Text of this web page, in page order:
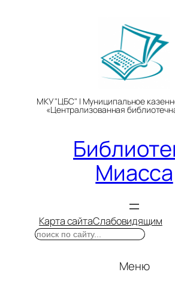
МКУ "ЦБС" | Муниципальное
«Централизованная
Миасса
Карта сайтаСлабовидящим
Поиск
Меню